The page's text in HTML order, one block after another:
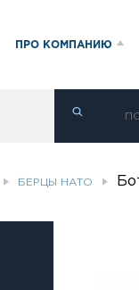
ПРО КОМПАНИЮ
БЕРЦЫ НАТО